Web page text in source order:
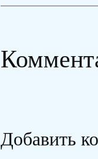
Добавить